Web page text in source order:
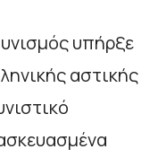
υπήρξε
αστικής